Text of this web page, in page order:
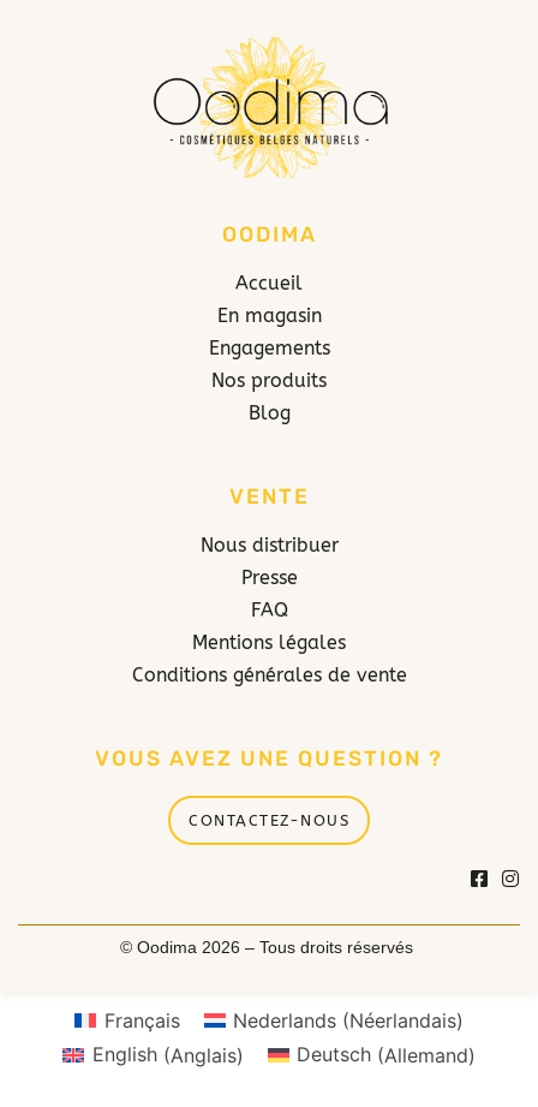
OODIMA
Accueil
En magasin
Engagements
Nos produits
Blog
VENTE
Nous distribuer
Presse
FAQ
Mentions légales
Conditions générales de vente
VOUS AVEZ UNE QUESTION ?
CONTACTEZ-NOUS
© Oodima 2026 – Tous droits réservés
Français Nederlands(Néerlandais)
English(Anglais) Deutsch(Allemand)